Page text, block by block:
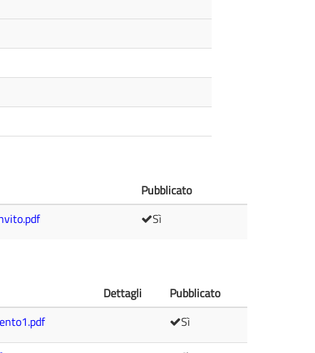
Pubblicato
Sì
Dettagli
Pubblicato
Sì